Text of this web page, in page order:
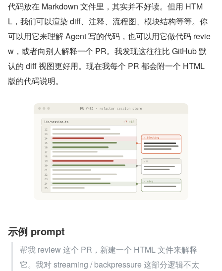
代码放在 Markdown 文件里，其实并不好读。但用 HTM
L，我们可以渲染 diff、注释、流程图、模块结构等等。你
可以用它来理解 Agent 写的代码，也可以用它做代码 revie
w，或者向别人解释一个 PR。我发现这往往比 GitHub 默
认的 diff 视图更好用。现在我每个 PR 都会附一个 HTML
版的代码说明。
示例 prompt
帮我 review 这个 PR，新建一个 HTML 文件来解释
它。我对 streaming / backpressure 这部分逻辑不太